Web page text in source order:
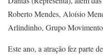
Roberto Mendes, Aloísio
Arlindinho, Grupo
Este ano, a atração fez parte